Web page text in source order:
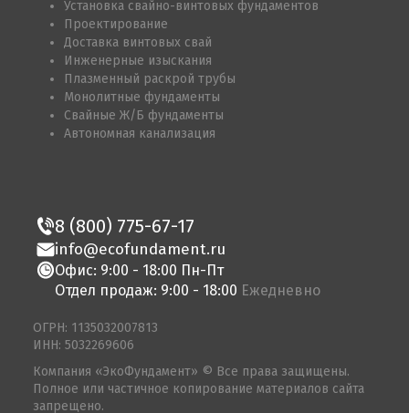
Установка свайно-винтовых фундаментов
Проектирование
Доставка винтовых свай
Инженерные изыскания
Плазменный раскрой трубы
Монолитные фундаменты
Свайные Ж/Б фундаменты
Автономная канализация
8 (800) 775-67-17
info@ecofundament.ru
Офис: 9:00 - 18:00 Пн-Пт
Отдел продаж: 9:00 - 18:00 Ежедневно
ОГРН: 1135032007813
ИНН: 5032269606
Компания «ЭкоФундамент» © Все права защищены.
Полное или частичное копирование материалов сайта
запрещено.